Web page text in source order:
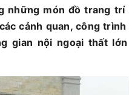
những món đồ trang trí
cảnh quan, công
gian nội ngoại thất